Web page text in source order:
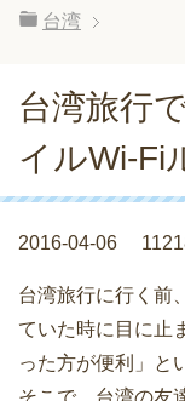
台湾
台湾旅行
イルWi-Fi
2016-04-06
台湾旅行に行く前
ていた時に目に止
った方が便利」と